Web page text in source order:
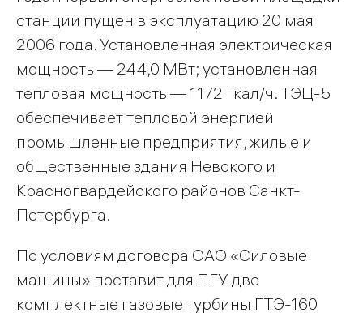
станции пущен в эксплуатацию 20 мая
2006 года. Установленная электрическая
мощность — 244,0 МВт; установленная
тепловая мощность — 1172 Гкал/ч. ТЭЦ-5
обеспечивает тепловой энергией
промышленные предприятия, жилые и
общественные здания Невского и
Красногвардейского районов Санкт-
Петербурга.
По условиям договора ОАО «Силовые
машины» поставит для ПГУ две
комплектные газовые турбины ГТЭ-160